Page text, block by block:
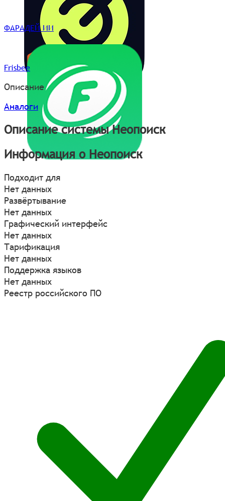
ФАРАДЕЙ ИИ
Frisbee
Описание
Аналоги
Описание системы Неопоиск
Информация о Неопоиск
Подходит для
Нет данных
Развёртывание
Нет данных
Графический интерфейс
Нет данных
Тарификация
Нет данных
Поддержка языков
Нет данных
Реестр российского ПО